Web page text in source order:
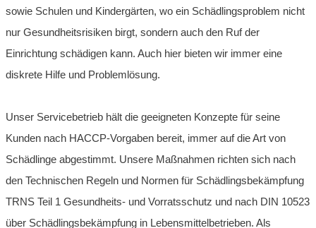
sowie Schulen und Kindergärten, wo ein Schädlingsproblem nicht
nur Gesundheitsrisiken birgt, sondern auch den Ruf der
Einrichtung schädigen kann. Auch hier bieten wir immer eine
diskrete Hilfe und Problemlösung.
Unser Servicebetrieb hält die geeigneten Konzepte für seine
Kunden nach HACCP-Vorgaben bereit, immer auf die Art von
Schädlinge abgestimmt. Unsere Maßnahmen richten sich nach
den Technischen Regeln und Normen für Schädlingsbekämpfung
TRNS Teil 1 Gesundheits- und Vorratsschutz und nach DIN 10523
über Schädlingsbekämpfung in Lebensmittelbetrieben. Als